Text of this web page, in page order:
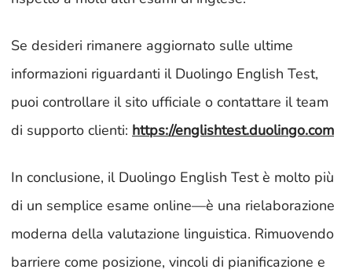
Se desideri rimanere aggiornato sulle ultime
informazioni riguardanti il Duolingo English Test,
puoi controllare il sito ufficiale o contattare il team
di supporto clienti: https://englishtest.duolingo.com
In conclusione, il Duolingo English Test è molto più
di un semplice esame online—è una rielaborazione
moderna della valutazione linguistica. Rimuovendo
barriere come posizione, vincoli di pianificazione e